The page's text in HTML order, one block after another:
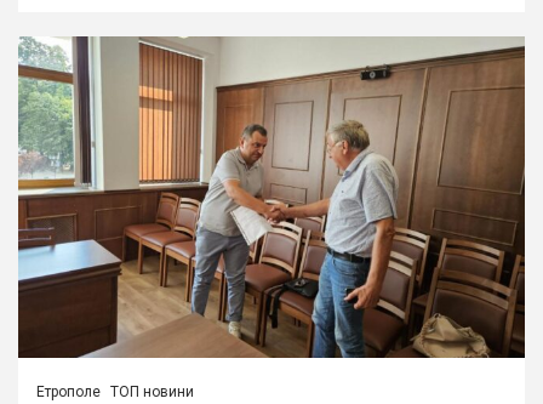
Етрополе ТОП новини